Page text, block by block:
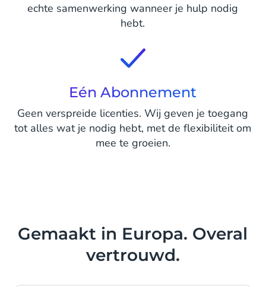
echte samenwerking wanneer je hulp nodig
hebt.
Eén Abonnement
Geen verspreide licenties. Wij geven je toegang
tot alles wat je nodig hebt, met de flexibiliteit om
mee te groeien.
Gemaakt in Europa. Overal
vertrouwd.